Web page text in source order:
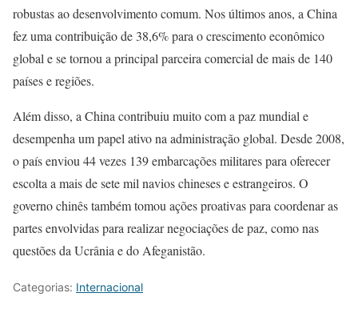
robustas ao desenvolvimento comum. Nos últimos anos, a China
fez uma contribuição de 38,6% para o crescimento econômico
global e se tornou a principal parceira comercial de mais de 140
países e regiões.
Além disso, a China contribuiu muito com a paz mundial e
desempenha um papel ativo na administração global. Desde 2008,
o país enviou 44 vezes 139 embarcações militares para oferecer
escolta a mais de sete mil navios chineses e estrangeiros. O
governo chinês também tomou ações proativas para coordenar as
partes envolvidas para realizar negociações de paz, como nas
questões da Ucrânia e do Afeganistão.
Categorias: Internacional